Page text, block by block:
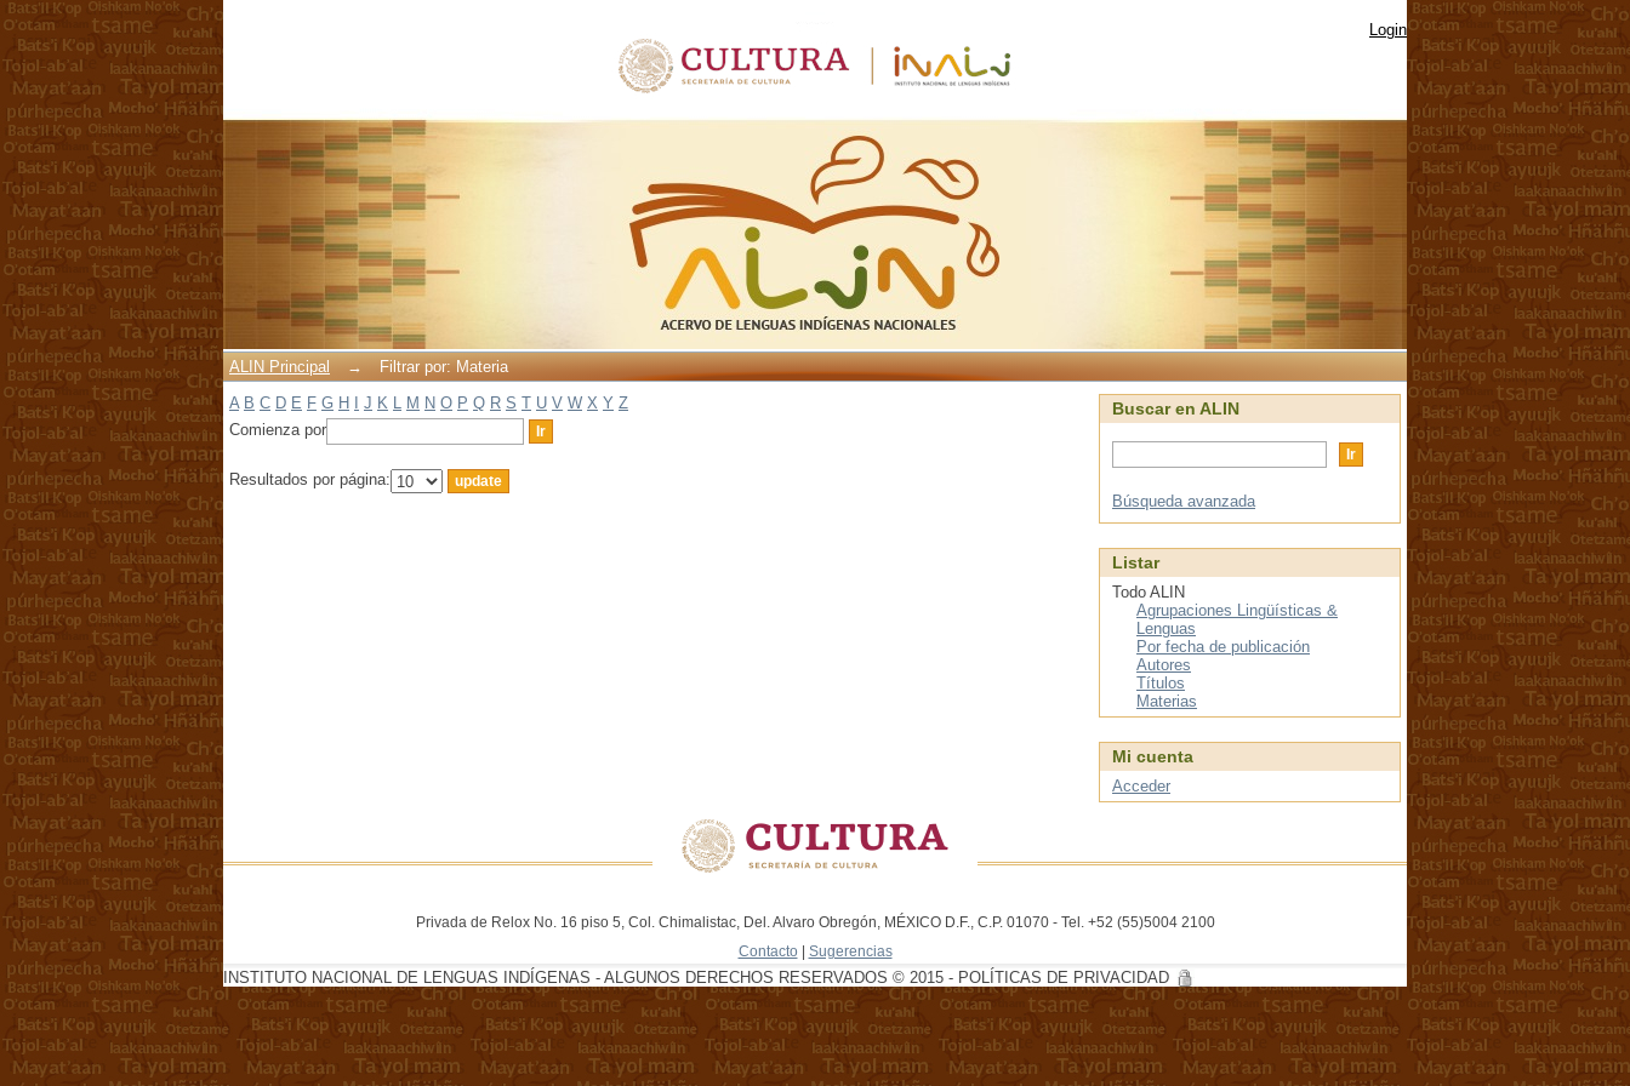
Login
ALIN Principal →
Filtrar por: Materia
A B C D E F G H J K L M N O P Q R S T U V W X Y Z
Comienza por
Resultados por página:
Buscar en ALIN
Búsqueda avanzada
Listar
Todo ALIN
Agrupaciones Lingüísticas &
Lenguas
Por fecha de publicación
Autores
Títulos
Materias
Mi cuenta
Acceder
Privada de Relox No. 16 piso 5, Col. Chimalistac, Del. Alvaro Obregón, MÉXICO D.F., C.P. 01070 - Tel. +52 (55)5004 2100
Contacto | Sugerencias
INSTITUTO NACIONAL DE LENGUAS INDÍGENAS - ALGUNOS DERECHOS RESERVADOS © 2015 - POLÍTICAS DE PRIVACIDAD